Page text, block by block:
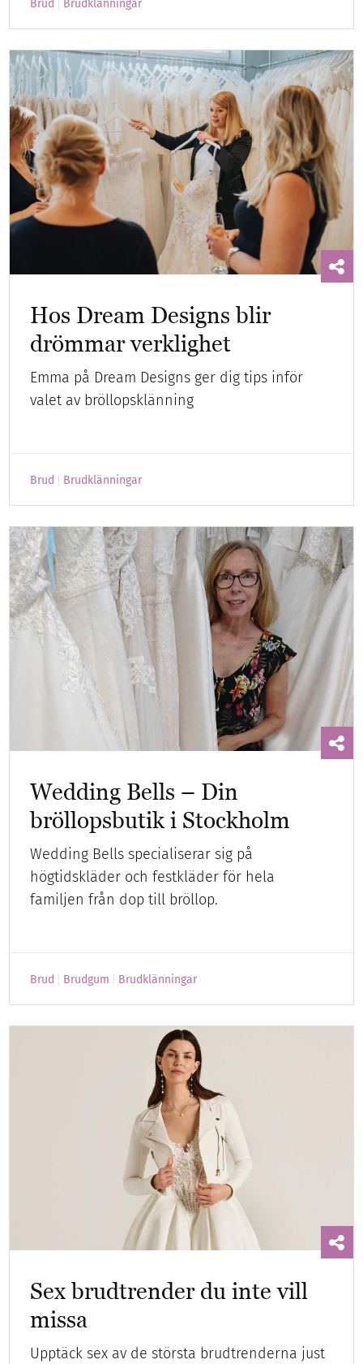
Brud Brudklänningar
Hos Dream Designs blir
drömmar verklighet
Emma på Dream Designs ger dig tips inför
valet av bröllopsklänning
Brud Brudklänningar
Wedding Bells – Din
bröllopsbutik i Stockholm
Wedding Bells specialiserar sig på
högtidskläder och festkläder för hela
familjen från dop till bröllop.
Brud Brudgum Brudklänningar
Sex brudtrender du inte vill
missa
Upptäck sex av de största brudtrenderna just